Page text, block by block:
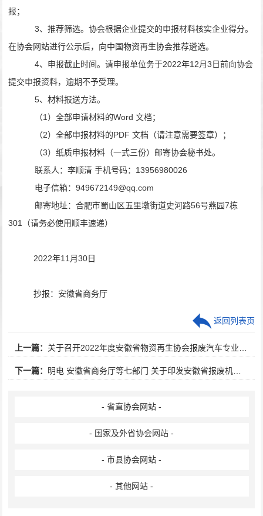
报；
3、推荐筛选。协会根据企业提交的申报材料核实企业得分。
在协会网站进行公示后，向中国物资再生协会推荐遴选。
4、申报截止时间。请申报单位务于2022年12月3 日前向协会
提交申报资料，逾期不予受理。
5、材料报送方法。
（1 ）全部申请材料的Word 文档；
（2）全部申报材料的PDF 文档（请注意需要签章）；
（3）纸质申报材料（一式三份）邮寄协会秘书处。
联系人：李顺清 手机号码： 13956980026
电子信箱： 949672149@qq.com
邮寄地址：合肥市蜀山区五里墩街道史河路56号燕园7栋
301
（请务必使用顺丰速递）
2022年11 月30日
抄报：安徽省商务厅
上一篇： 关于召开2022年度安徽省物资再生协会报废汽车专业委员会工作会议的通知
下一篇： 明电 安徽省商务厅等七部门 关于印发安徽省报废机动车回收拆解专项整治行动方案的通知
返回列表页
- 省直协会网站 -
- 国家及外省协会网站 -
- 市县协会网站 -
- 其他网站 -